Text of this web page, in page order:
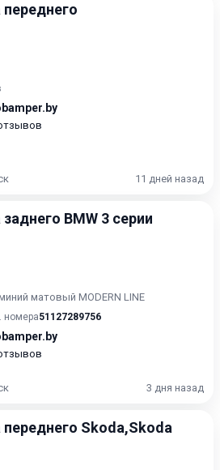
11 дней назад
BMW 3 серии
матовый MODERN LINE
номера51127289756
3 дня назад
Skoda,Skoda